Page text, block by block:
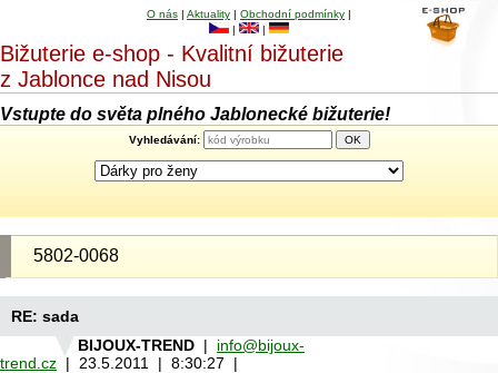
O nás | Aktuality | Obchodní podmínky |
|
|
Bižuterie e-shop - Kvalitní bižuterie
z Jablonce nad Nisou
Vstupte do světa plného Jablonecké bižuterie!
Vyhledávání:
5802-0068
RE: sada
BIJOUX-TREND | info@bijoux-
trend.cz | 23.5.2011 | 8:30:27 |